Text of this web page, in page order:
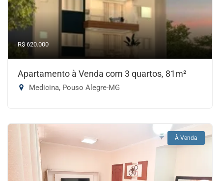
R$ 620.000
Apartamento à Venda com 3 quartos, 81m²
Medicina, Pouso Alegre-MG
À Venda